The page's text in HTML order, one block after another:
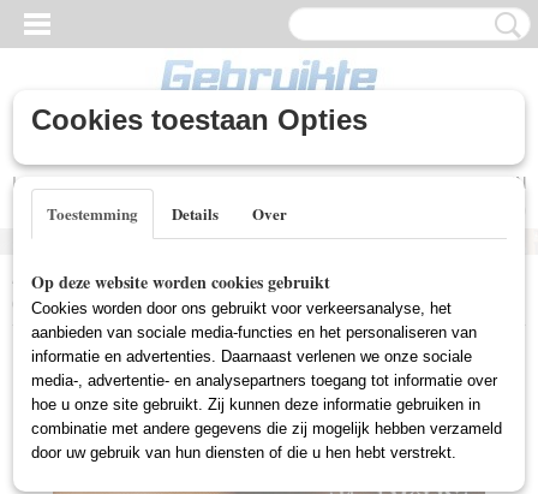
Inloggen
UW WINKELWAGEN
Home >Gebruikte DVD's>Romantische DVD Gebruikt
(Gebruikt)
Cookies toestaan Opties
Toestemming Details Over
Op deze website worden cookies gebruikt
Cookies worden door ons gebruikt voor verkeersanalyse, het
aanbieden van sociale media-functies en het personaliseren van
informatie en advertenties. Daarnaast verlenen we onze sociale
media-, advertentie- en analysepartners toegang tot informatie over
hoe u onze site gebruikt. Zij kunnen deze informatie gebruiken in
combinatie met andere gegevens die zij mogelijk hebben verzameld
door uw gebruik van hun diensten of die u hen hebt verstrekt.